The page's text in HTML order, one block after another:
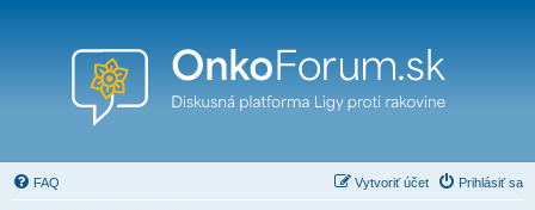
FAQ Prihlásiť sa
Vytvoriť účet